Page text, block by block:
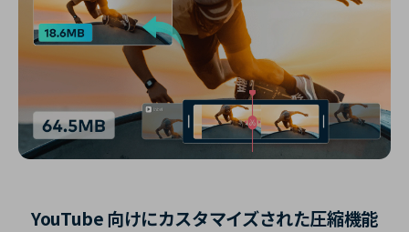
YouTube 向けにカスタマイズされた圧縮機能